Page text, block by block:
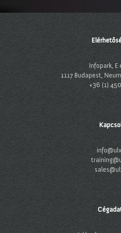
Infopark, E
1117 Budapest,
+36 (1)